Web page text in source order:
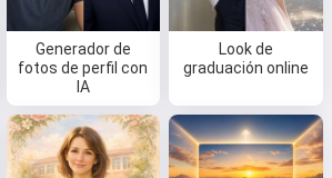
Generador de
fotos de perfil con
IA
Look de
graduación online